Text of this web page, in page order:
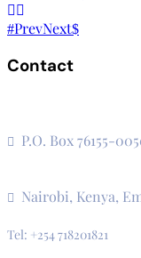
PrevNext
Contact
P.O. Box 76155-
Nairobi, Kenya,
Tel: +254 718201821